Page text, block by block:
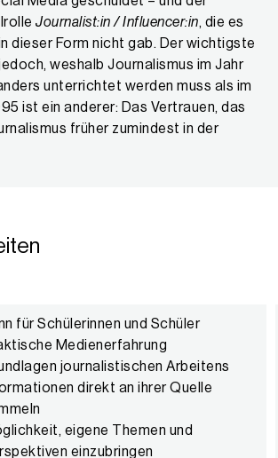
Journalist:in / Influencer:in, die es
Form nicht gab. Der wichtigste
weshalb Journalismus im Jahr
unterrichtet werden muss als im
ist ein anderer: Das Vertrauen, das
früher zumindest in der
Kenntnisse an die Hand zu geben, die es ihnen
und ermöglichen, Herkunft und
von Informationen, Nachrichten und
zu beurteilen, die ihnen im Alltag
für Schülerinnen und Schüler
Medienerfahrung
journalistischen Arbeitens
direkt an ihrer Quelle
eigene Themen und
einzubringen